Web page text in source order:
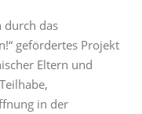
durch das
gefördertes Projekt
Eltern und
in der